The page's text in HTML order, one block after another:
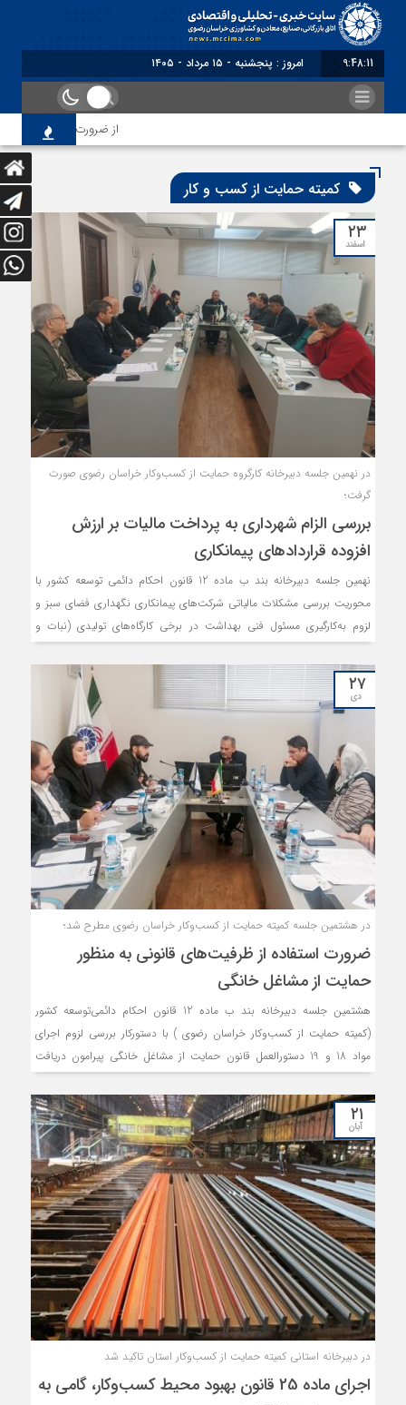
9:48:11 امروز : پنجشنبه - ۱۵ مرداد - ۱۴۰۵
از ضرورت اصلاح رویه‌های
کمیته حمایت از کسب و کار
۲۳
اسفند
در نهمین جلسه دبیرخانه کارگروه حمایت از کسب‌وکار خراسان رضوی صورت
گرفت؛
بررسی الزام شهرداری به پرداخت مالیات بر ارزش
افزوده قراردادهای پیمانکاری
نهمین جلسه دبیرخانه بند ب ماده 12 قانون احکام دائمی توسعه کشور با
محوریت بررسی مشکلات مالیاتی شرکت‌های پیمانکاری نگهداری فضای سبز و
لزوم به‌کارگیری مسئول فنی بهداشت در برخی کارگاه‌های تولیدی (نبات و
۲۷
دی
در هشتمین جلسه کمیته حمایت از کسب‌وکار خراسان رضوی مطرح شد؛
ضرورت استفاده از ظرفیت‌های قانونی به منظور
حمایت از مشاغل خانگی
هشتمین جلسه دبیرخانه بند ب ماده 12 قانون احکام دائمی‌توسعه کشور
(کمیته حمایت از کسب‌وکار خراسان رضوی ) با دستورکار بررسی لزوم اجرای
مواد 18 و 19 دستورالعمل قانون حمایت از مشاغل خانگی پیرامون دریافت
و ایجاد فضای نگهداری از کودکان در شهرک‌های صنعتی و پارک علم و فناوری
به لحاظ حفظ حقوق مادران شاغل، ارائه برنامه زمانی برگزاری آزمون‌های
فنی‌وحرفه‌ای در خصوص گواهینامه‌های حوزه مهارت‌آموزی، ارائه خدمات
مناسب جهت گسترش بازارهای فروش محصولات مشاغل خانگی توسط
سازمان ساماندهی مشاغل شهرداری مشهد و لزوم تهیه و ارائه مواد اولیه
مناسب جهت کسب‌وکارهای خانگی توسط متولیان از جمله مواد مورد نیاز فرش
دستباف، دیگر دستورکارهای این نشست بود.
۲۱
آبان
در دبیرخانه استانی کمیته حمایت از کسب‌وکار استان تاکید شد
اجرای ماده 25 قانون بهبود محیط کسب‌وکار، گامی به